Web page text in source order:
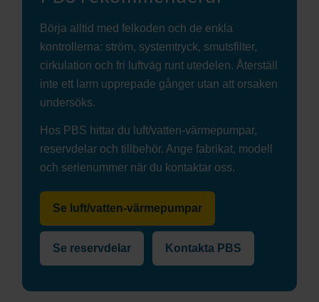
Börja alltid med felkoden och de enkla
kontrollerna: ström, systemtryck, smutsfilter,
cirkulation och fri luftväg runt utedelen. Återställ
inte ett larm upprepade gånger utan att orsaken
undersöks.
Hos PBS hittar du luft/vatten-värmepumpar,
reservdelar och tillbehör. Ange fabrikat, modell
och serienummer när du kontaktar oss.
Se luft/vatten-värmepumpar
Se reservdelar Kontakta PBS